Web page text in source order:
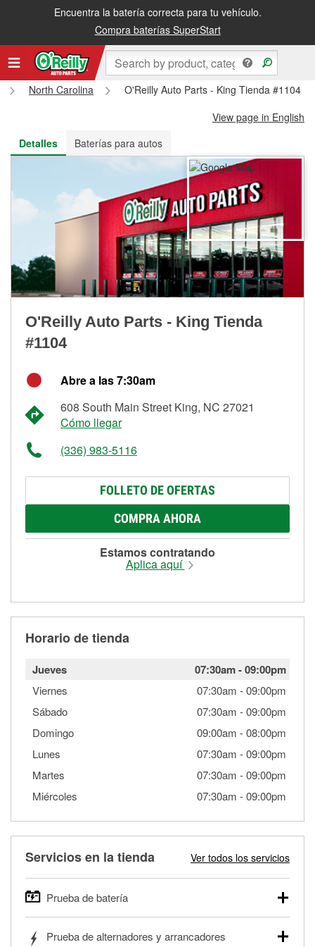
Encuentra la batería correcta para tu vehículo.
Compra baterías SuperStart
Recibe tu orden gratis al día siguiente o recógela en la tienda
North Carolina
O'Reilly Auto Parts - King Tienda #1104
View page in English
Detalles
Baterías para autos
O'Reilly Auto Parts - King Tienda
#1104
Abre a las 7:30am
608 South Main Street King, NC 27021
Cómo llegar
(336) 983-5116
FOLLETO DE OFERTAS
COMPRA AHORA
Estamos contratando
Aplica aquí
Horario de tienda
Jueves 07:30am-09:00pm
Viernes 07:30am -09:00pm
Sábado
07:30am -09:00pm
Domingo
09:00am -08:00pm
Lunes
07:30am -09:00pm
Martes
07:30am -09:00pm
Miércoles
07:30am -09:00pm
Servicios en la tienda Ver todos los servicios
Prueba de batería
autos, camionetas, SUVs, vehículos comerciales y
Prueba de alternadores y arrancadores